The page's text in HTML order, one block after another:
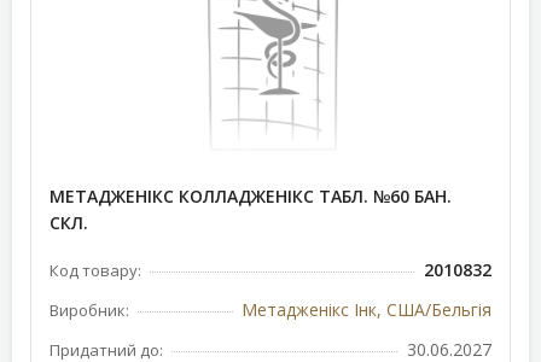
МЕТАДЖЕНІКС КОЛЛАДЖЕНІКС ТАБЛ. №60 БАН.
СКЛ.
Код товару: 2010832
Виробник: Метадженікс Інк, США/Бельгія
Придатний до: 30.06.2027